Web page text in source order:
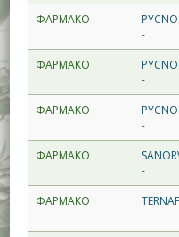
ΦΑΡΜΑΚΟ
-
ΦΑΡΜΑΚΟ
-
ΦΑΡΜΑΚΟ
-
ΦΑΡΜΑΚΟ
-
ΦΑΡΜΑΚΟ
-